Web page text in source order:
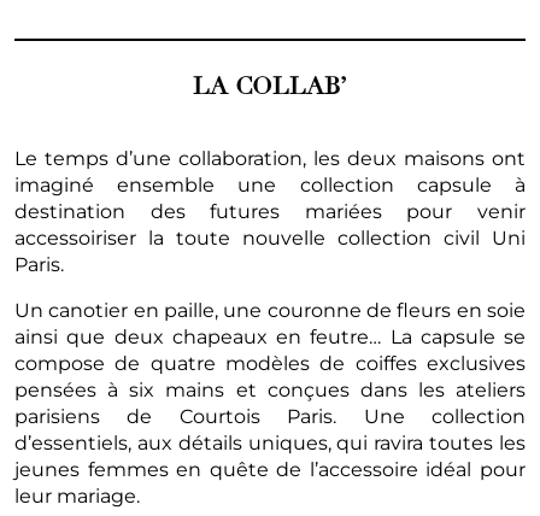
LA COLLAB’
Le temps d’une collaboration, les deux maisons ont
imaginé ensemble une collection capsule à
destination des futures mariées pour venir
accessoiriser la toute nouvelle collection civil Uni
Paris.
Un canotier en paille, une couronne de fleurs en soie
ainsi que deux chapeaux en feutre… La capsule se
compose de quatre modèles de coiffes exclusives
pensées à six mains et conçues dans les ateliers
parisiens de Courtois Paris. Une collection
d’essentiels, aux détails uniques, qui ravira toutes les
jeunes femmes en quête de l’accessoire idéal pour
leur mariage.